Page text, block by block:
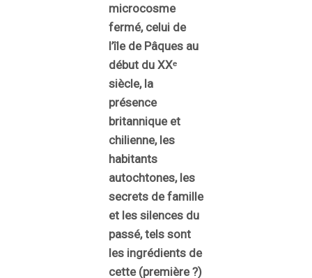
microcosme
fermé, celui de
l’île de Pâques au
début du XXᵉ
siècle, la
présence
britannique et
chilienne, les
habitants
autochtones, les
secrets de famille
et les silences du
passé, tels sont
les ingrédients de
cette (première ?)